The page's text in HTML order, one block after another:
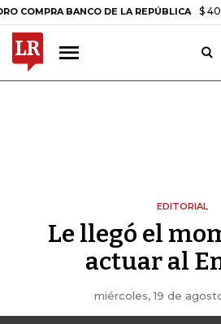
BANCO DE LA REPÚBLICA $
EDITORIAL
Le llegó el
actuar al
miércoles, 19 de